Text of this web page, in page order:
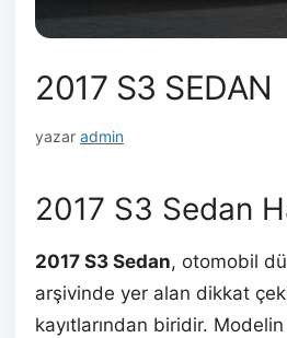
2017 S3 SEDAN
yazar admin
2017 S3 Sedan
2017 S3 Sedan, otomobil
arşivinde yer alan dikkat
kayıtlarından biridir. Modelin